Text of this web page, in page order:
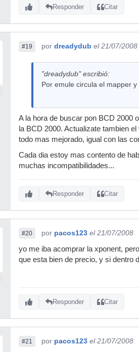
Responder Citar
#19 por dreadydub el 21/07/2008
"dreadydub" escribió:
Por emule circula el mapper
A la hora de buscar pon BCD 2000
la BCD 2000. Actualizate tambien
todo mas mejorado, igual con las
Cada dia estoy mas contento de
muchas incompatibilidades...
Responder Citar
#20 por pacos123 el 21/07/2008
yo me iba acomprar la xponent,
que esta bien de precio, y si dentro
Responder Citar
#21 por pacos123 el 21/07/2008